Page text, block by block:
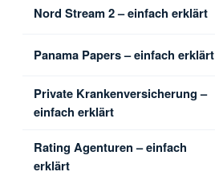
Nord Stream 2 – einfach erklärt
Panama Papers – einfach erklärt
Private Krankenversicherung –
einfach erklärt
Rating Agenturen – einfach
erklärt